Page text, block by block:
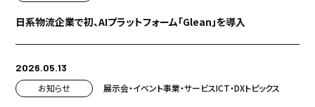
日系物流企業で初、AIプラットフォーム「Glean」を導入
2026.05.13
お知らせ
展示会・イベント事業・サービスICT・DXトピックス